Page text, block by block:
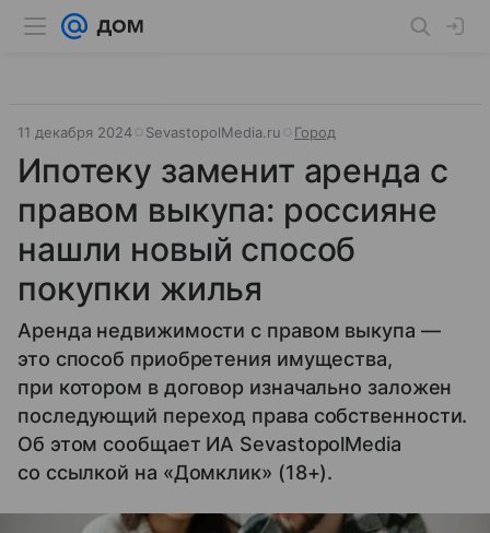
11 декабря 2024 SevastopolMedia.ru Город
Ипотеку заменит аренда с
правом выкупа: россияне
нашли новый способ
покупки жилья
Аренда недвижимости с правом выкупа —
это способ приобретения имущества,
при котором в договор изначально заложен
последующий переход права собственности.
Об этом сообщает ИА SevastopolMedia
со ссылкой на «Домклик» (18+).